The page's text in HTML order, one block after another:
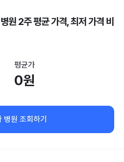
원 2주 평균 가격, 최저 가격 비
평균가
0원
병원 조회하기